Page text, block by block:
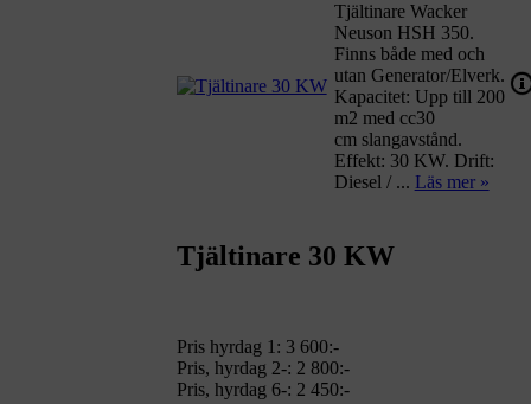
Tjältinare Wacker
Neuson HSH 350.
Finns både med och
utan Generator/Elverk.
Kapacitet: Upp till 200
m2 med cc30
cm slangavstånd.
Effekt: 30 KW. Drift:
Diesel / ... Läs mer »
Tjältinare 30 KW
Pris hyrdag 1: 3 600:-
Pris, hyrdag 2-: 2 800:-
Pris, hyrdag 6-: 2 450:-